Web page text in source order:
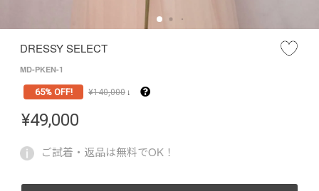
DRESSY SELECT
MD-PKEN-1
¥140,000↓
65% OFF!
¥49,000
ご試着・返品は無料でOK！